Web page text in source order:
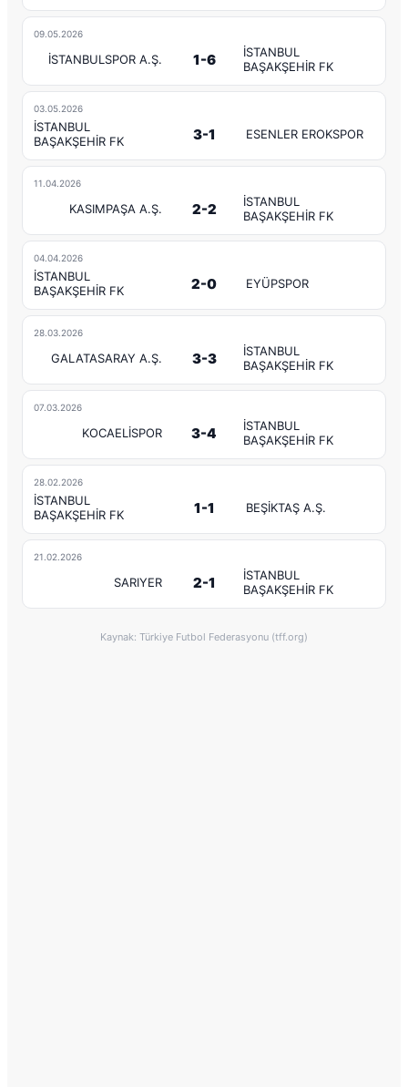
09.05.2026
İSTANBULSPOR A.Ş. 1-6
İSTANBUL
BAŞAKŞEHİR FK
03.05.2026
İSTANBUL
BAŞAKŞEHİR FK
3-1 ESENLER EROKSPOR
11.04.2026
KASIMPAŞA A.Ş. 2-2
İSTANBUL
BAŞAKŞEHİR FK
04.04.2026
İSTANBUL
BAŞAKŞEHİR FK
2-0 EYÜPSPOR
28.03.2026
GALATASARAY A.Ş. 3-3
İSTANBUL
BAŞAKŞEHİR FK
07.03.2026
KOCAELİSPOR 3-4
İSTANBUL
BAŞAKŞEHİR FK
28.02.2026
İSTANBUL
BAŞAKŞEHİR FK
1-1 BEŞİKTAŞ A.Ş.
21.02.2026
SARIYER 2-1
İSTANBUL
BAŞAKŞEHİR FK
Kaynak: Türkiye Futbol Federasyonu (tff.org)